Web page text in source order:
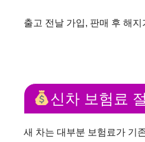
출고 전날 가입, 판매 후 해지
신차 보험료
새 차는 대부분 보험료가 기